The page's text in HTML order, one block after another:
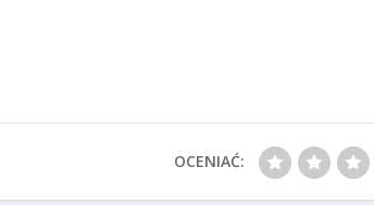
OCENIAĆ: